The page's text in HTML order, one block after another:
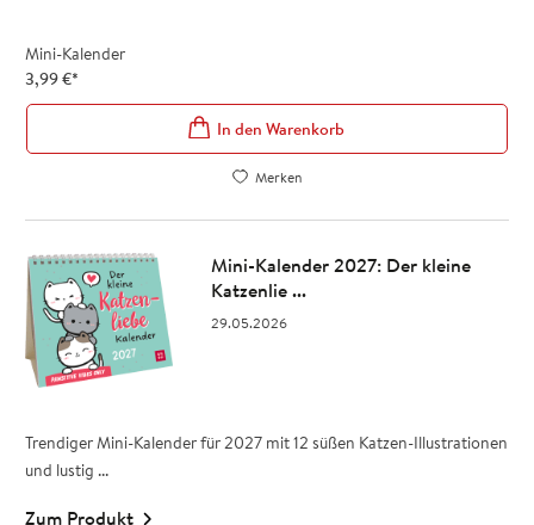
Mini-Kalender
3,99€*
In den Warenkorb
Merken
Mini-Kalender 2027: Der kleine
Katzenlie ...
29.05.2026
Trendiger Mini-Kalender für 2027 mit 12 süßen Katzen-Illustrationen
und lustig ...
Zum Produkt